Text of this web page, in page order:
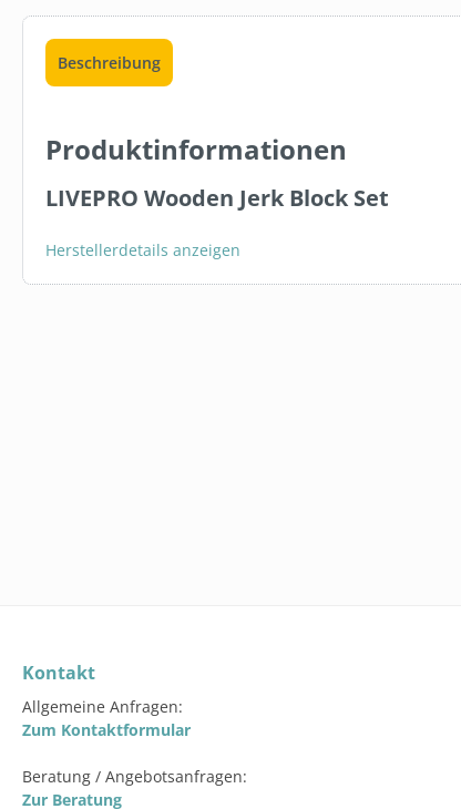
Beschreibung
Produktinformationen
LIVEPRO Wooden Jerk Block Set
Herstellerdetails anzeigen
Kontakt
Allgemeine Anfragen:
Zum Kontaktformular
Beratung / Angebotsanfragen:
Zur Beratung